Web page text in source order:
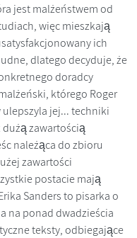
jest malżeństwem od
więc mieszkają
ich
dlatego decyduje, że
doradcy
którego Roger
jej... techniki
dużą zawartością
należąca do zbioru
zawartości
postacie mają
Sanders to pisarka o
na ponad dwadzieścia
teksty, odbiegające